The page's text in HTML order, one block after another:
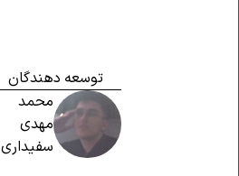
توسعه دهندگان
محمد
مهدی
سفیداری